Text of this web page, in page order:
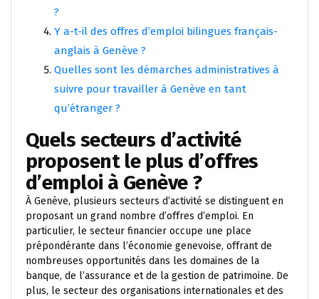
?
Y a-t-il des offres d’emploi bilingues français-
anglais à Genève ?
Quelles sont les démarches administratives à
suivre pour travailler à Genève en tant
qu’étranger ?
Quels secteurs d’activité
proposent le plus d’offres
d’emploi à Genève ?
À Genève, plusieurs secteurs d’activité se distinguent en
proposant un grand nombre d’offres d’emploi. En
particulier, le secteur financier occupe une place
prépondérante dans l’économie genevoise, offrant de
nombreuses opportunités dans les domaines de la
banque, de l’assurance et de la gestion de patrimoine. De
plus, le secteur des organisations internationales et des